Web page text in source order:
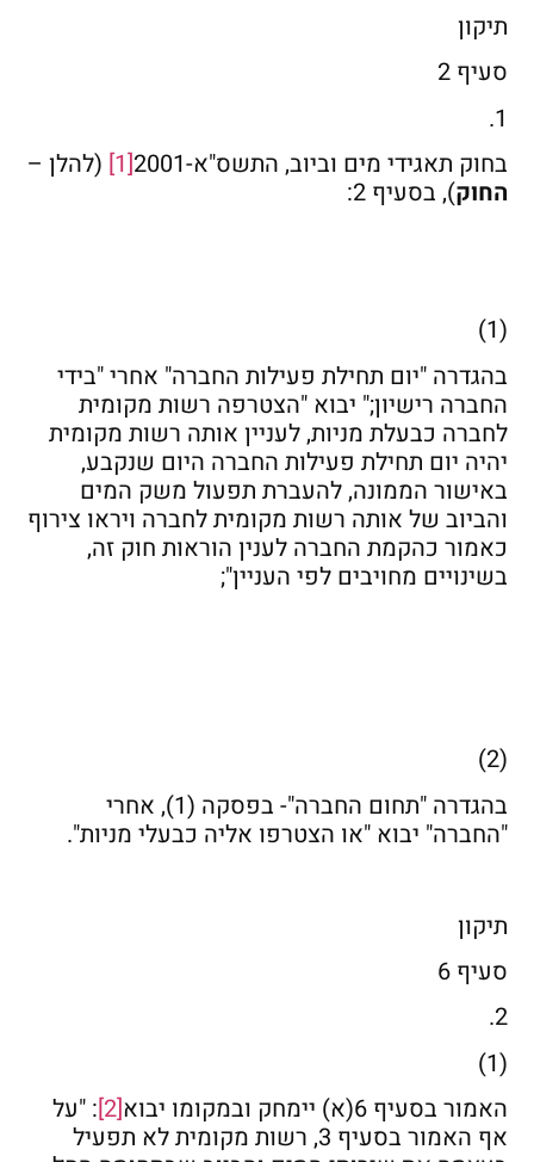
תיקון
סעיף 2
1.
בחוק תאגידי מים וביוב, התשס"א-2001
[1]
(להלן –
החוק), בסעיף 2:
(1)
בהגדרה "יום תחילת פעילות החברה" אחרי "בידי
החברה רישיון;" יבוא "הצטרפה רשות מקומית
לחברה כבעלת מניות, לעניין אותה רשות מקומית
יהיה יום תחילת פעילות החברה היום שנקבע,
באישור הממונה, להעברת תפעול משק המים
והביוב של אותה רשות מקומית לחברה ויראו צירוף
כאמור כהקמת החברה לענין הוראות חוק זה,
בשינויים מחויבים לפי העניין";
(2)
בהגדרה "תחום החברה"- בפסקה (1), אחרי
"החברה" יבוא "או הצטרפו אליה כבעלי מניות".
תיקון
סעיף 6
2.
(1)
האמור בסעיף 6(א) יימחק ובמקומו יבוא
[2] : "על
אף האמור בסעיף 3, רשות מקומית לא תפעיל